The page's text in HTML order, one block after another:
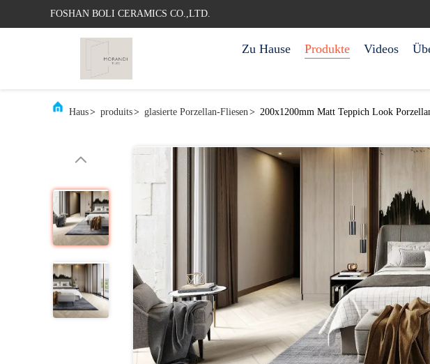
FOSHAN BOLI CERAMICS CO.,LTD.
Zu Hause Produkte Videos
Haus> produits> glasierte Porzellan-Fliesen> 200x1200mm Matt Teppich Look